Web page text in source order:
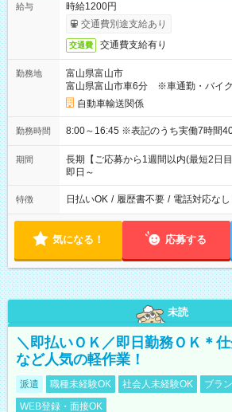
給与
時給1200円
交通費別途支給あり
交通費 交通費支給有り
勤務地
富山県富山市
富山県富山市車6分 ※車通勤・バイ
自動車輸送関係
勤務時間 8:00～16:45 ※表記のうち実働7時
期間
長期【ご応募から1週間以内(最短2日
即日～
特徴 日払いOK / 履歴書不要 / 電話対応なし
気になる！ 応募する
未読
＼即払いＯＫ／即日勤務ＯＫ＊
など人気の軽作業！
派遣 職種未経験OK 社会人未経験OK
ブラ
WEB登録・面接OK